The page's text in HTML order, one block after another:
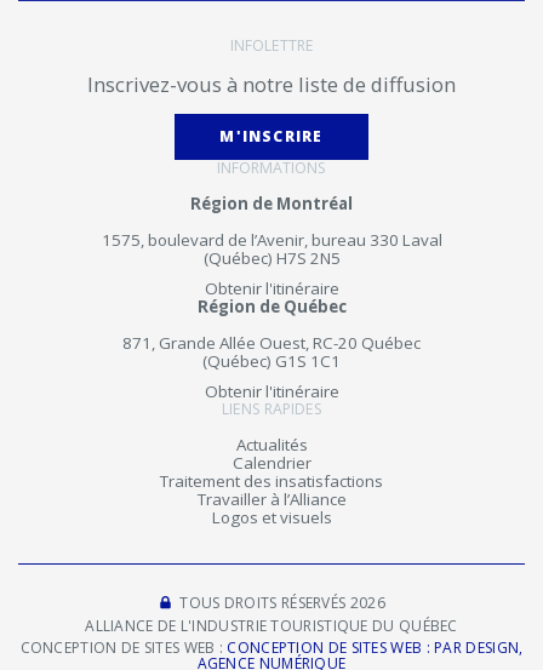
INFOLETTRE
Inscrivez-vous à notre liste de diffusion
M'INSCRIRE
INFORMATIONS
Région de Montréal
1575, boulevard de l’Avenir, bureau 330 Laval
(Québec) H7S 2N5
Obtenir l'itinéraire
Région de Québec
871, Grande Allée Ouest, RC-20 Québec
(Québec) G1S 1C1
Obtenir l'itinéraire
LIENS RAPIDES
Actualités
Calendrier
Traitement des insatisfactions
Travailler à l’Alliance
Logos et visuels
TOUS DROITS RÉSERVÉS 2026
ALLIANCE DE L'INDUSTRIE TOURISTIQUE DU QUÉBEC
CONCEPTION DE SITES WEB : CONCEPTION DE SITES WEB : PAR DESIGN,
AGENCE NUMÉRIQUE